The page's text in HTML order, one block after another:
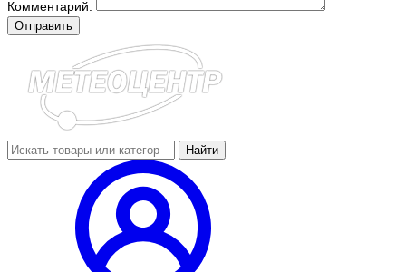
Комментарий:
Отправить
Найти